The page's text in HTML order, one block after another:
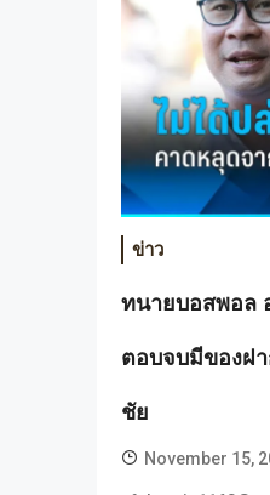
ข่าว
ทนายบอสพอล
ตอบจบมีของฝ
ชัย
November 15,